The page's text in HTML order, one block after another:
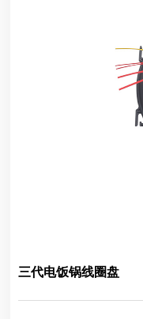
三代电饭锅线圈盘